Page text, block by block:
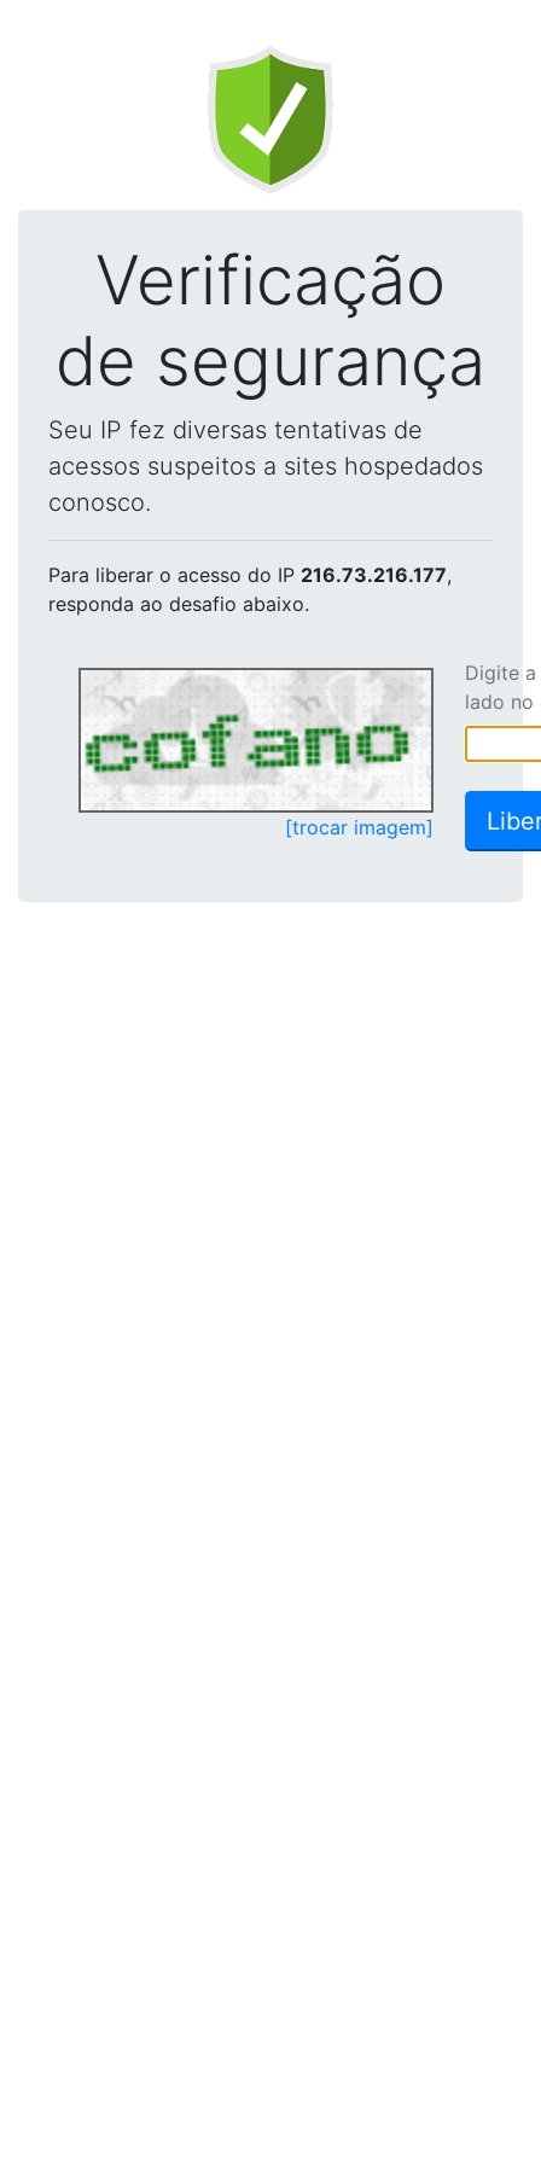
Verificação
de segurança
Seu IP fez diversas tentativas de
acessos suspeitos a sites hospedados
conosco.
Para liberar o acesso do IP 216.73.216.177,
responda ao desafio abaixo.
[trocar imagem]
Digite
lado no